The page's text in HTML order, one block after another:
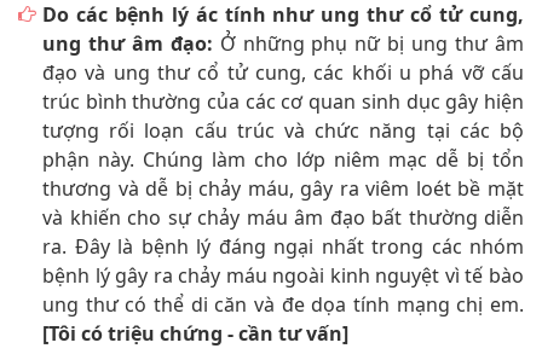
Do các bệnh lý ác tính như ung thư cổ tử cung,
ung thư âm đạo: Ở những phụ nữ bị ung thư âm
đạo và ung thư cổ tử cung, các khối u phá vỡ cấu
trúc bình thường của các cơ quan sinh dục gây hiện
tượng rối loạn cấu trúc và chức năng tại các bộ
phận này. Chúng làm cho lớp niêm mạc dễ bị tổn
thương và dễ bị chảy máu, gây ra viêm loét bề mặt
và khiến cho sự chảy máu âm đạo bất thường diễn
ra. Đây là bệnh lý đáng ngại nhất trong các nhóm
bệnh lý gây ra chảy máu ngoài kinh nguyệt vì tế bào
ung thư có thể di căn và đe dọa tính mạng chị em.
[Tôi có triệu chứng - cần tư vấn]